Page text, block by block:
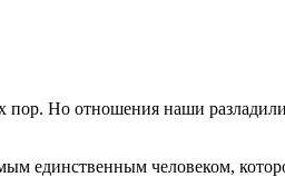
Но отношения наши
единственным человеком,